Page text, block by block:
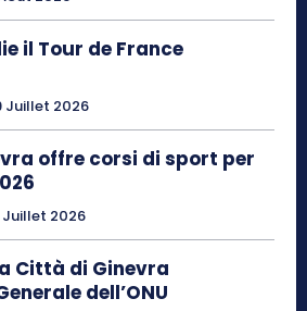
il Tour de France
Juillet 2026
offre corsi di sport per
Juillet 2026
Città di Ginevra
dell’ONU